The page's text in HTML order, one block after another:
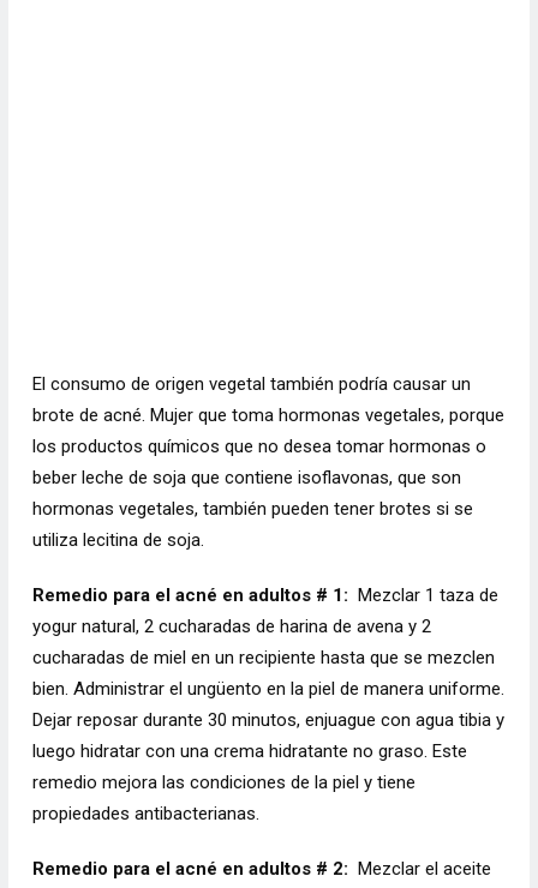
El consumo de origen vegetal también podría causar un
brote de acné. Mujer que toma hormonas vegetales, porque
los productos químicos que no desea tomar hormonas o
beber leche de soja que contiene isoflavonas, que son
hormonas vegetales, también pueden tener brotes si se
utiliza lecitina de soja.
Remedio para el acné en adultos # 1: Mezclar 1 taza de
yogur natural, 2 cucharadas de harina de avena y 2
cucharadas de miel en un recipiente hasta que se mezclen
bien. Administrar el ungüento en la piel de manera uniforme.
Dejar reposar durante 30 minutos, enjuague con agua tibia y
luego hidratar con una crema hidratante no graso. Este
remedio mejora las condiciones de la piel y tiene
propiedades antibacterianas.
Remedio para el acné en adultos # 2: Mezclar el aceite